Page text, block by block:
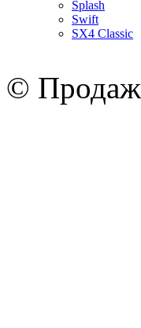
Splash
Swift
SX4 Classic
©